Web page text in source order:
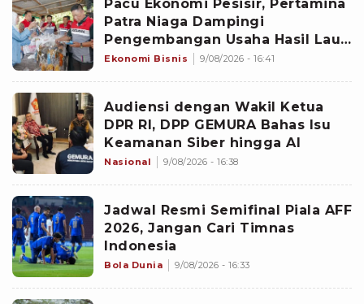
Pacu Ekonomi Pesisir, Pertamina
Patra Niaga Dampingi
Pengembangan Usaha Hasil Laut
di Batam
Ekonomi Bisnis 9/08/2026 - 16:41
Audiensi dengan Wakil Ketua
DPR RI, DPP GEMURA Bahas Isu
Keamanan Siber hingga AI
Nasional 9/08/2026 - 16:38
Jadwal Resmi Semifinal Piala AFF
2026, Jangan Cari Timnas
Indonesia
Bola Dunia 9/08/2026 - 16:33